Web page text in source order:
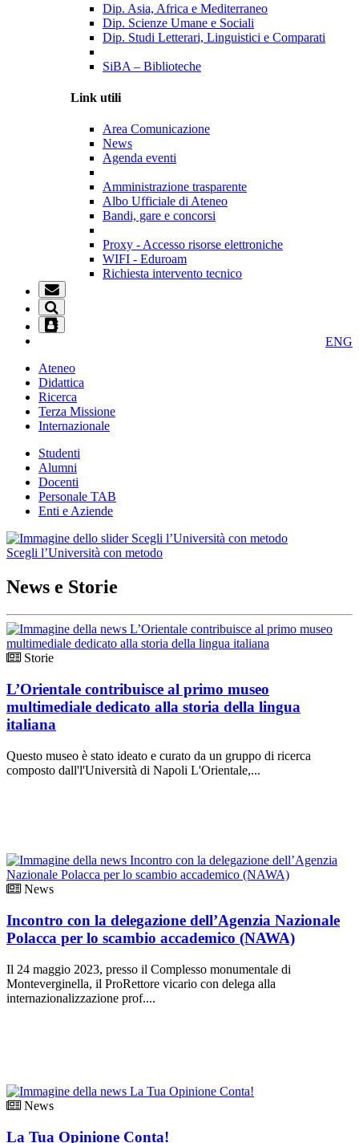
Dip. Asia, Africa e Mediterraneo
Dip. Scienze Umane e Sociali
Dip. Studi Letterari, Linguistici e Comparati
SiBA – Biblioteche
Link utili
Area Comunicazione
News
Agenda eventi
Amministrazione trasparente
Albo Ufficiale di Ateneo
Bandi, gare e concorsi
Proxy - Accesso risorse elettroniche
WIFI - Eduroam
Richiesta intervento tecnico
ENG
Ateneo
Didattica
Ricerca
Terza Missione
Internazionale
Studenti
Alumni
Docenti
Personale TAB
Enti e Aziende
Scegli l’Università con metodo
News e Storie
Storie
L’Orientale contribuisce al primo museo
multimediale dedicato alla storia della lingua
italiana
Questo museo è stato ideato e curato da un gruppo di ricerca
composto dall'l'Università di Napoli L'Orientale,...
News
Incontro con la delegazione dell’Agenzia Nazionale
Polacca per lo scambio accademico (NAWA)
Il 24 maggio 2023, presso il Complesso monumentale di
Monteverginella, il ProRettore vicario con delega alla
internazionalizzazione prof....
News
La Tua Opinione Conta!